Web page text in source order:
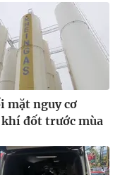
không có sự chấp
khi phát hành lại
mặt nguy cơ
đốt trước mùa